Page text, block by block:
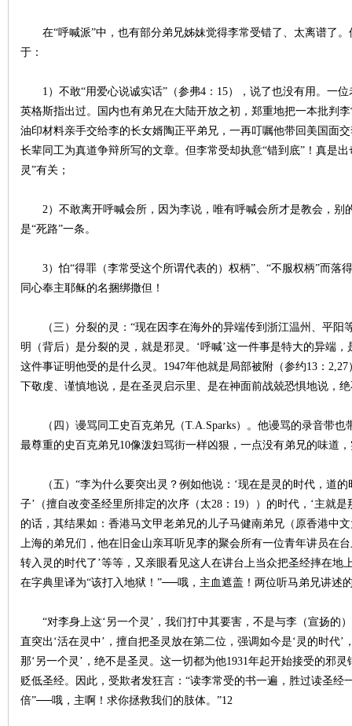
在“呼喊派”中，也有部分弟兄姊妹觉得李常受错了、太离谱了。
于：
1）不敢“用爱心说诚实话”（参弗4：15），说了也没有用。一位
英格斯指出过。国内也有弟兄在大陆开放之初，郑重地把一本批判
油印材料亲手交给李的长女婿陶正平弟兄，一再叮嘱他带回美国面
长辈同工为真道争辩所写的文章。但李常受却执意“错到底”！真是
灵”有关；
2）不敢离开呼喊会所，因为李说，唯有呼喊会所才是教会，别
是“死路”一条。
3）怕“得罪（李常受这个所谓代表的）权柄”、“不服权柄”而落
同心奉主耶稣的名捆绑撒但！
（三）分裂的灵：“现在因李在海外的异端传到浙江温州、平阳
明（背后）是分裂的灵，就是邪灵。‘呼喊’这一件事是特大的异端
这件事证明他受的是什么灵。1947年他就是局部被附（参约13：
下敬虔、谨慎地说，是在圣灵启示里、是在神面前战兢恐惧地说，
（四）谩骂同工史百克弟兄（T.A.Sparks）。他谩骂的录音带也
最尊重的史百克弟兄10像泼妇骂街一样凶狠，一点没有弟兄的味道
（五）“李为什么要突出灵？例如他说：‘现在是灵的时代，道的
子’（擅自改变圣经里所排定的次序（太28：19））的时代，‘主就
的话，其结果如：香港马文甲老弟兄的儿子马健南弟兄（原香港中
上海的弟兄们，他在旧金山亲耳听见李的聚会所有一位青年讲员在
转入灵的时代了’等等，又亲眼看见这人在讲台上当众把圣经摔在地
在字典里译为“该打入地狱！”──哦，主血遮盖！两位听马弟兄讲述
“对李身上这‘另一个灵’，我们打中其要害，不是与李（宣扬的
直突出‘活在灵中’，擅自把圣灵放在第二位，强调如今是‘灵的时代
那‘另一个灵’，绝不是圣灵。这一切都为他1931年起开始接受的邪
贬低圣经。因此，受欺者发狂言：“读李常受的书一遍，胜过读圣经
倍”──哦，主啊！求你拯救我们的肢体。”12